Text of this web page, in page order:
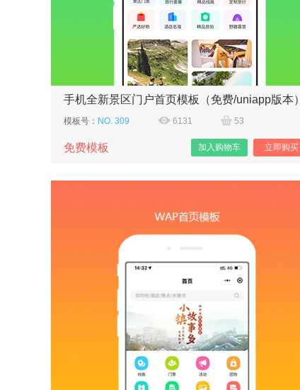
手机全新景区门户首页模板（免费/uniapp版本）
模板号： NO. 309 6131 53
免费模板 立即购买
加入购物车